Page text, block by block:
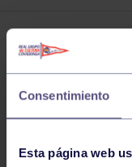
Consentimiento
Esta página web